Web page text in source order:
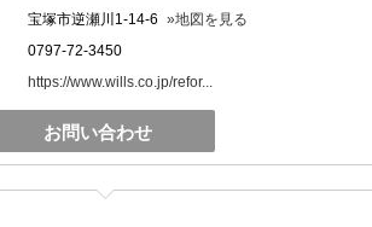
宝塚市逆瀬川1-14-6 »地図を見る
0797-72-3450
https://www.wills.co.jp/refor...
お問い合わせ